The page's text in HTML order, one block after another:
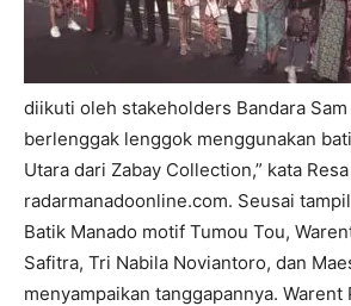
diikuti oleh stakeholders Bandara Sam
berlenggak lenggok menggunakan
Utara dari Zabay Collection,” kata
radarmanadoonline.com. Seusai
Batik Manado motif Tumou Tou,
Safitra, Tri Nabila Noviantoro, dan
menyampaikan tanggapannya. Warent